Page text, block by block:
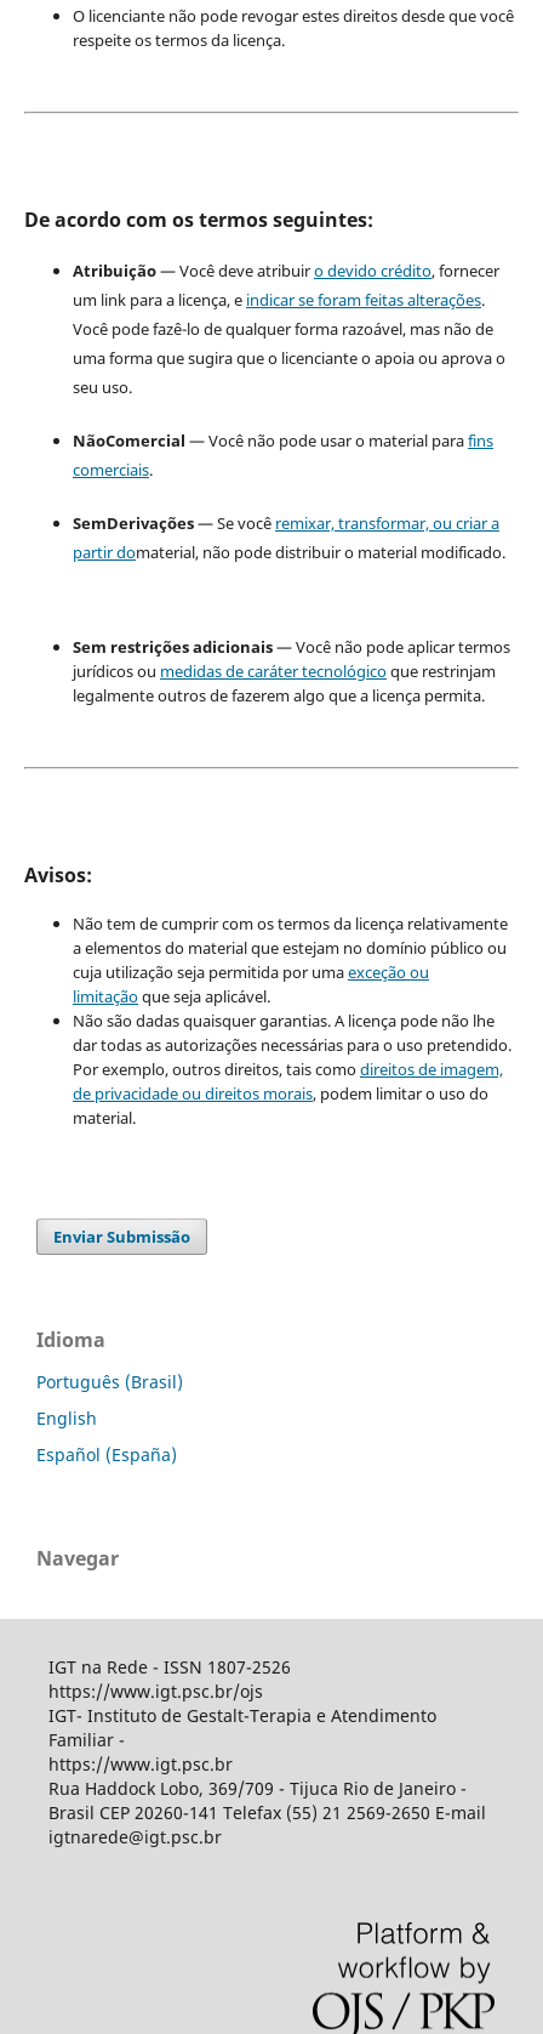
O licenciante não pode revogar estes direitos desde que você
respeite os termos da licença.
De acordo com os termos seguintes:
Atribuição— Você deve atribuiro devido crédito, fornecer
um link para a licença, e indicar se foram feitas alterações.
Você pode fazê-lo de qualquer forma razoável, mas não de
uma forma que sugira que o licenciante o apoia ou aprova o
seu uso.
NãoComercial — Você não pode usar o material parafins
comerciais.
SemDerivações— Se você remixar, transformar, ou criar a
partir domaterial, não pode distribuir o material modificado.
Sem restrições adicionais— Você não pode aplicar termos
jurídicos ou medidas de caráter tecnológicoque restrinjam
legalmente outros de fazerem algo que a licença permita.
Avisos:
Não tem de cumprir com os termos da licença relativamente
a elementos do material que estejam no domínio público ou
cuja utilização seja permitida por umaexceção ou
limitaçãoque seja aplicável.
Não são dadas quaisquer garantias. A licença pode não lhe
dar todas as autorizações necessárias para o uso pretendido.
Por exemplo, outros direitos, tais comodireitos de imagem,
de privacidade ou direitos morais, podem limitar o uso do
material.
Enviar Submissão
Idioma
Português (Brasil)
English
Español (España)
Navegar
IGT na Rede - ISSN 1807-2526
https://www.igt.psc.br/ojs
IGT- Instituto de Gestalt-Terapia e Atendimento
Familiar -
https://www.igt.psc.br
Rua Haddock Lobo, 369/709 - Tijuca Rio de Janeiro -
Brasil CEP 20260-141 Telefax (55) 21 2569-2650 E-mail
igtnarede@igt.psc.br